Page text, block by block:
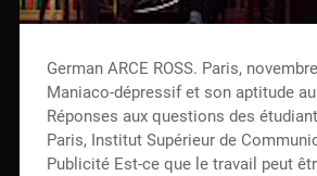
German ARCE ROSS. Paris,
Maniaco-dépressif et son aptitude
Réponses aux questions des
Paris, Institut Supérieur de
Publicité Est-ce que le travail peut